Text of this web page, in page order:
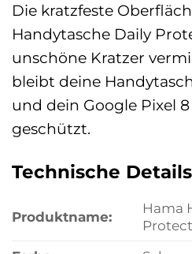
Die kratzfeste
Handytasche Daily
unschöne Kratzer
bleibt deine
und dein Google Pixel
geschützt.
Technische
Produktname:
Hama
Protect